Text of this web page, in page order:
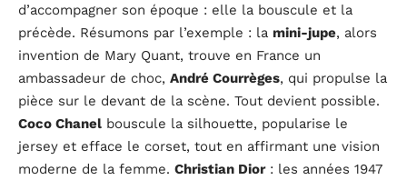
d’accompagner son époque : elle la bouscule et la
précède. Résumons par l’exemple : la mini-jupe, alors
invention de Mary Quant, trouve en France un
ambassadeur de choc, André Courrèges, qui propulse la
pièce sur le devant de la scène. Tout devient possible.
Coco Chanel bouscule la silhouette, popularise le
jersey et efface le corset, tout en affirmant une vision
moderne de la femme. Christian Dior: les années 1947